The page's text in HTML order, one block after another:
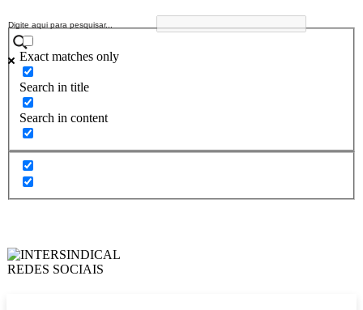
Exact matches only
Search in title
Search in content